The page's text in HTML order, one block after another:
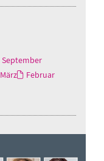
September
März
Februar